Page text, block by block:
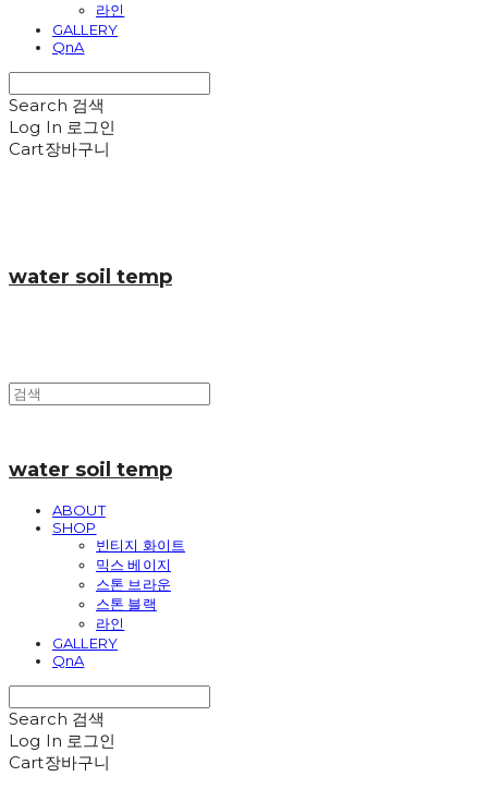
라인
GALLERY
QnA
Search 검색
Log In 로그인
Cart장바구니
water soil temp
water soil temp
ABOUT
SHOP
빈티지 화이트
믹스 베이지
스톤 브라운
스톤 블랙
라인
GALLERY
QnA
Search 검색
Log In 로그인
Cart장바구니